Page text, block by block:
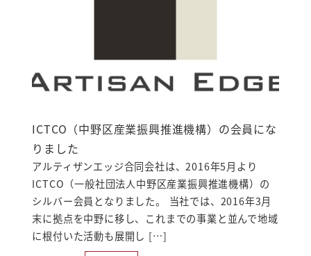
ICTCO（中野区産業振興推進機構）の会員にな
りました
アルティザンエッジ合同会社は、2016年5月より
ICTCO（一般社団法人中野区産業振興推進機構）の
シルバー会員となりました。 当社では、2016年3月
末に拠点を中野に移し、これまでの事業と並んで地域
に根付いた活動も展開し […]